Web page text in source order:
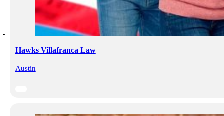
Hawks Villafranca Law
Austin